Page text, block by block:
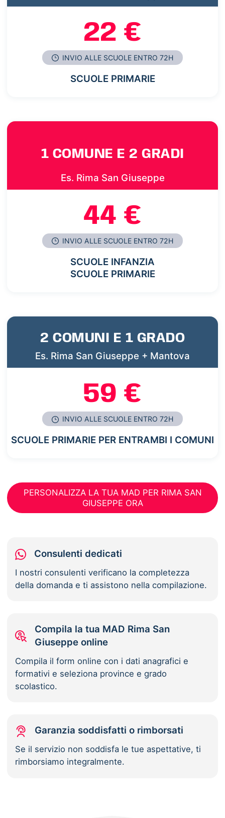
22 €
INVIO ALLE SCUOLE ENTRO 72H
SCUOLE PRIMARIE
1 COMUNE E 2 GRADI
Es. Rima San Giuseppe
44 €
INVIO ALLE SCUOLE ENTRO 72H
SCUOLE INFANZIA
SCUOLE PRIMARIE
2 COMUNI E 1 GRADO
Es. Rima San Giuseppe + Mantova
59 €
INVIO ALLE SCUOLE ENTRO 72H
SCUOLE PRIMARIE PER ENTRAMBI I COMUNI
PERSONALIZZA LA TUA MAD PER RIMA SAN
GIUSEPPE ORA
Consulenti dedicati
I nostri consulenti verificano la completezza
della domanda e ti assistono nella compilazione.
Compila la tua MAD Rima San
Giuseppe online
Compila il form online con i dati anagrafici e
formativi e seleziona province e grado
scolastico.
Garanzia soddisfatti o rimborsati
Se il servizio non soddisfa le tue aspettative, ti
rimborsiamo integralmente.